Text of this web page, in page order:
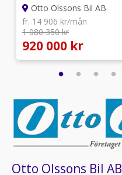
Otto Olssons Bil AB
fr. 14 906 kr/mån
1 080 350 kr
920 000 kr
Otto Olssons Bil AB